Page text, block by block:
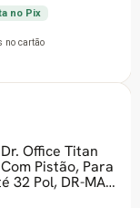
Titan
Para
DR-MA-